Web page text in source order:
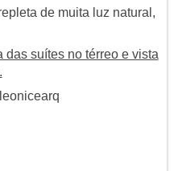
de muita luz natural,
suítes no térreo e vista